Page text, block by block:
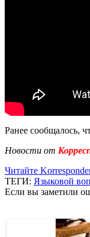
Ранее сообщалось,
Новости от
Читайте
ТЕГИ: Языковой
Если вы заметили